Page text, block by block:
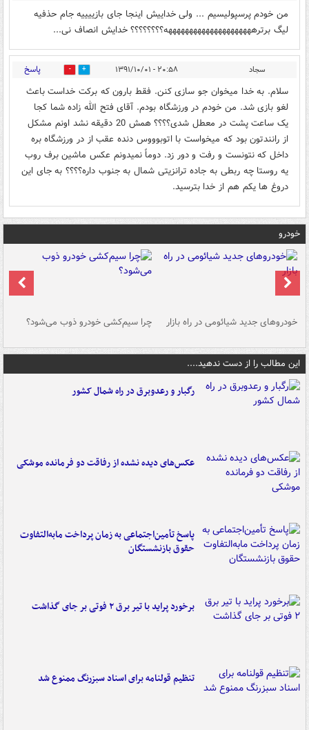
من خودم پرسپولیسیم ... ولی خداییش اینجا جای بازییییه جام حذفیه
لیگ برترهههههههههههههههههههههه؟؟؟؟؟؟؟؟ خدایش انصاف نی...
سجاد ۲۰:۵۸ - ۱۳۹۱/۱۰/۰۱ 0 پاسخ
سلام. به خدا میخوان جو سازی کنن. فقط بارون که برکت خداست باعث
لغو بازی شد. من خودم در ورزشگاه بودم. آقای فتح الله زاده شما کجا
یک ساعت پشت در معطل شدی؟؟؟؟ همش 20 دقیقه نشد اونم مشکل
از رانندتون بود که میخواست با اتوبوووس دنده عقب از در ورزشگاه بره
داخل که نتونست و رفت و دور زد. دوماً نمیدونم عکس ماشین برف روب
یه روستا چه ربطی به جاده ترانزیتی شمال به جنوب داره؟؟؟؟ به جای این
دروغ ها یکم هم از خدا بترسید.
خودرو
خودروهای جدید شیائومی در راه بازار چرا سیم‌کشی خودرو ذوب می‌شود؟
این مطالب را از دست ندهید....
رگبار و رعدوبرق در راه شمال کشور
عکس‌های دیده نشده از رفاقت دو فرمانده‌ موشکی
پاسخ تأمین‌اجتماعی به زمان پرداخت مابه‌التفاوت
حقوق بازنشستگان
برخورد پراید با تیر برق ۲ فوتی بر جای گذاشت
تنظیم قولنامه برای اسناد سبزرنگ ممنوع شد